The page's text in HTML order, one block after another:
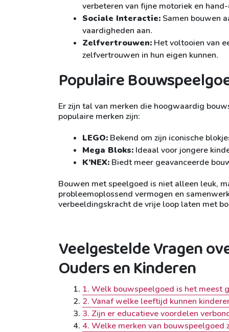
verbeteren van fijne motoriek en
Sociale Interactie: Samen bouwen
vaardigheden aan.
Zelfvertrouwen: Het voltooien van
zelfvertrouwen in hun eigen kunnen.
Populaire
Er zijn tal van merken die hoogwaardig
populaire merken zijn:
LEGO: Bekend om zijn iconische
Mega Bloks: Ideaal voor jongere
K’NEX: Biedt meer geavanceerde
Bouwen met speelgoed is niet alleen leuk,
probleemoplossend vermogen en
verbeeldingskracht de vrije loop laten met
Veelgestelde Vragen
Ouders en Kinderen
1. Welk bouwspeelgoed is het meest
2. Vanaf welke leeftijd kunnen
3. Zijn er educatieve voordelen
4. Welke merken van bouwspeelgoed